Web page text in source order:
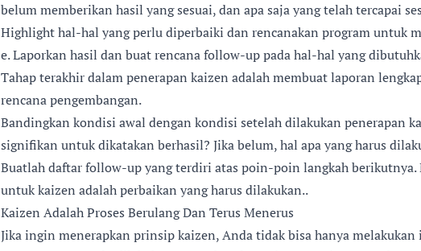
belum memberikan hasil yang sesuai, dan apa saja yang telah tercapai
Highlight hal-hal yang perlu diperbaiki dan rencanakan program untuk
e. Laporkan hasil dan buat rencana follow-up pada hal-hal yang
Tahap terakhir dalam penerapan kaizen adalah membuat laporan
rencana pengembangan.
Bandingkan kondisi awal dengan kondisi setelah dilakukan penerapan
signifikan untuk dikatakan berhasil? Jika belum, hal apa yang harus
Buatlah daftar follow-up yang terdiri atas poin-poin langkah berikutnya.
untuk kaizen adalah perbaikan yang harus dilakukan..
Kaizen Adalah Proses Berulang Dan Terus Menerus
Jika ingin menerapkan prinsip kaizen, Anda tidak bisa hanya